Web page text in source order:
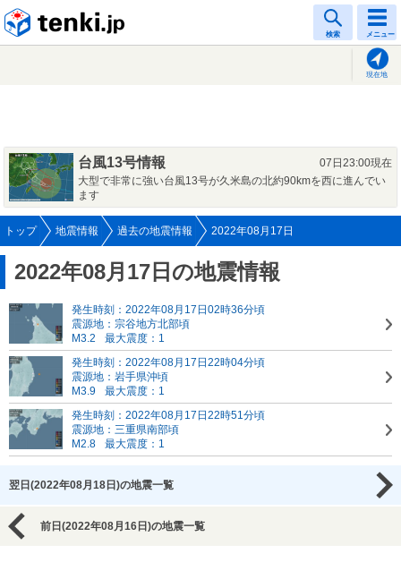
検索 メニュー
現在地
台風13号情報
07日23:00現在
大型で非常に強い台風13号が久米島の北約90kmを西に進んでい
ます
トップ 地震情報 過去の地震情報 2022年08月17日
2022年08月17日の地震情報
発生時刻：2022年08月17日02時36分頃
震源地：宗谷地方北部頃
M3.2
最大震度：1
発生時刻：2022年08月17日22時04分頃
震源地：岩手県沖頃
M3.9
最大震度：1
発生時刻：2022年08月17日22時51分頃
震源地：三重県南部頃
M2.8
最大震度：1
翌日(2022年08月18日)の地震一覧
前日(2022年08月16日)の地震一覧